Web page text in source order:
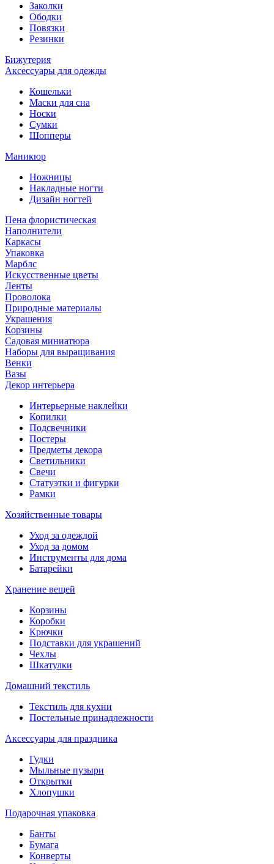
Заколки
Ободки
Повязки
Резинки
Бижутерия
Аксессуары для одежды
Кошельки
Маски для сна
Носки
Сумки
Шопперы
Маникюр
Ножницы
Накладные ногти
Дизайн ногтей
Пена флористическая
Наполнители
Каркасы
Упаковка
Марблс
Искусственные цветы
Ленты
Проволока
Природные материалы
Украшения
Корзины
Садовая миниатюра
Наборы для выращивания
Венки
Вазы
Декор интерьера
Интерьерные наклейки
Копилки
Подсвечники
Постеры
Предметы декора
Светильники
Свечи
Статуэтки и фигурки
Рамки
Хозяйственные товары
Уход за одеждой
Уход за домом
Инструменты для дома
Батарейки
Хранение вещей
Корзины
Коробки
Крючки
Подставки для украшений
Чехлы
Шкатулки
Домашний текстиль
Текстиль для кухни
Постельные принадлежности
Аксессуары для праздника
Гудки
Мыльные пузыри
Открытки
Хлопушки
Подарочная упаковка
Банты
Бумага
Конверты